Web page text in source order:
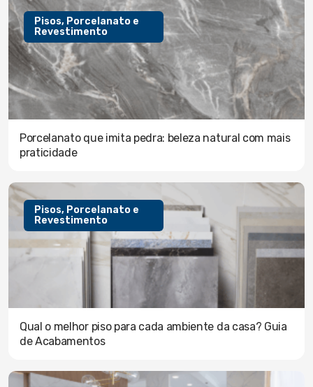
Pisos, Porcelanato e
Revestimento
Porcelanato que imita pedra: beleza natural com mais
praticidade
Pisos, Porcelanato e
Revestimento
Qual o melhor piso para cada ambiente da casa? Guia
de Acabamentos